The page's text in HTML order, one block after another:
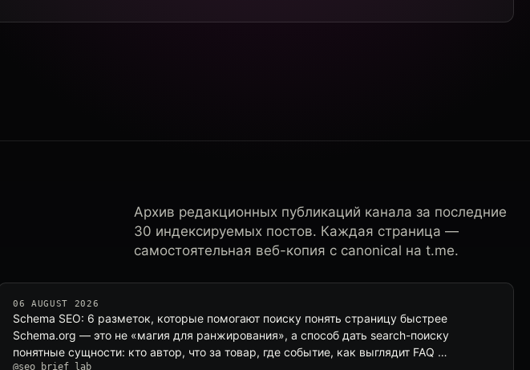
Архив редакционных публикаций канала за последние
30 индексируемых постов. Каждая страница —
самостоятельная веб-копия с canonical на t.me.
06 AUGUST 2026
Schema SEO: 6 разметок, которые помогают поиску понять страницу быстрее
Schema.org — это не «магия для ранжирования», а способ дать search-поиску
понятные сущности: кто автор, что за товар, где событие, как выглядит FAQ …
@seo_brief_lab